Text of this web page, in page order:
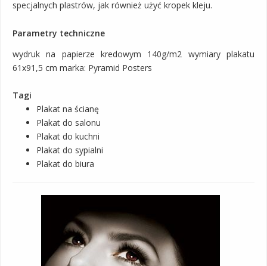
specjalnych plastrów, jak również użyć kropek kleju.
Parametry techniczne
wydruk na papierze kredowym 140g/m2 wymiary plakatu
61x91,5 cm marka: Pyramid Posters
Tagi
Plakat na ścianę
Plakat do salonu
Plakat do kuchni
Plakat do sypialni
Plakat do biura